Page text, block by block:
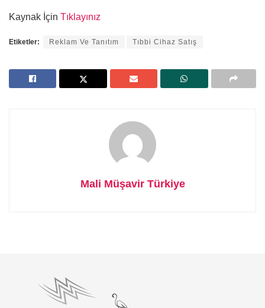
Kaynak İçin Tıklayınız
Etiketler: Reklam Ve Tanıtım Tıbbi Cihaz Satış
Mali Müşavir Türkiye